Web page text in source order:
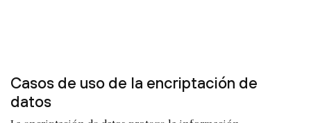
Casos de uso de la encriptación de
datos